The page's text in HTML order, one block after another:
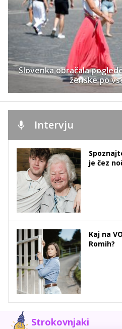
Slovenka obračala
ženske po
Intervju
je čez
Kaj na
Romih?
Strokovnjaki